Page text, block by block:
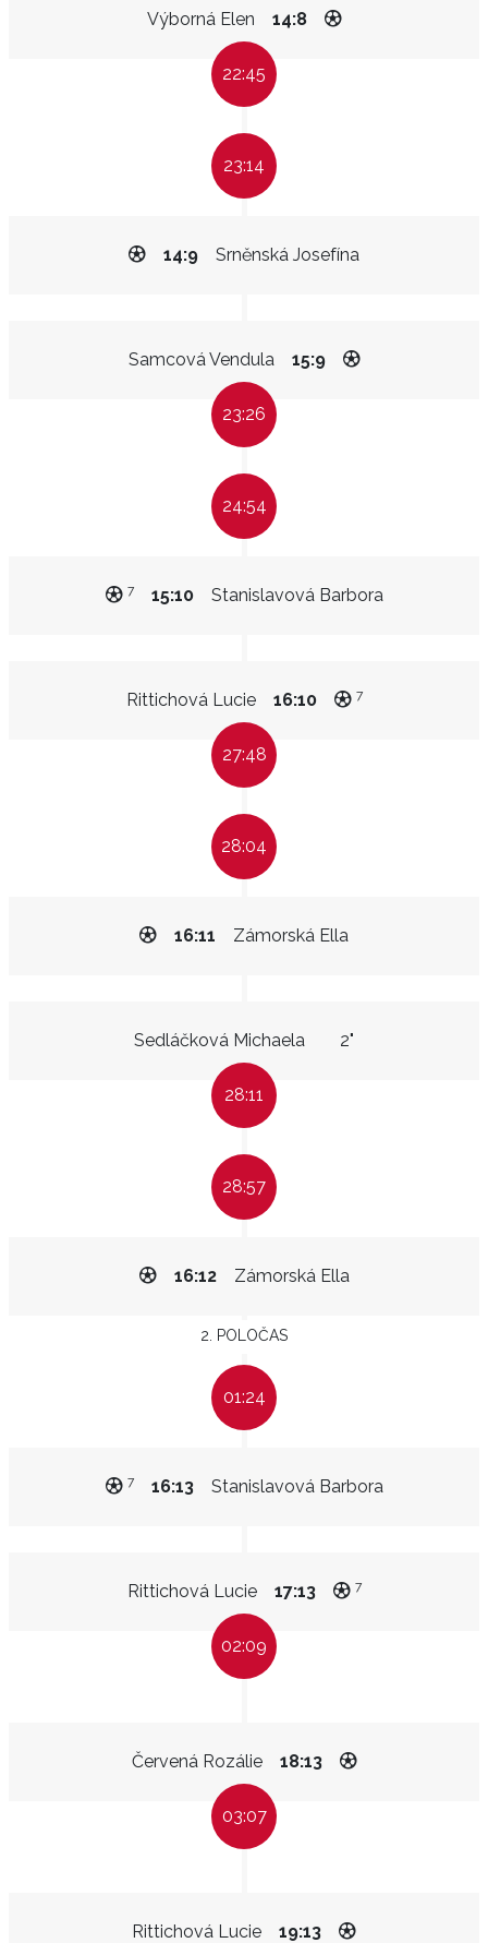
Výborná Elen 14:8
22:45
23:14
Srněnská Josefína
14:9
Samcová Vendula 15:9
23:26
24:54
Stanislavová Barbora
15:10
7
Rittichová Lucie 16:10 7
27:48
28:04
Zámorská Ella
16:11
Sedláčková Michaela 2"
28:11
28:57
Zámorská Ella
16:12
2. POLOČAS
01:24
Stanislavová Barbora
16:13
7
Rittichová Lucie 17:13 7
02:09
Červená Rozálie 18:13
03:07
Rittichová Lucie 19:13